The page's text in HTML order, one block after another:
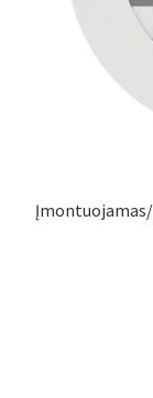
Įmontuojamas/